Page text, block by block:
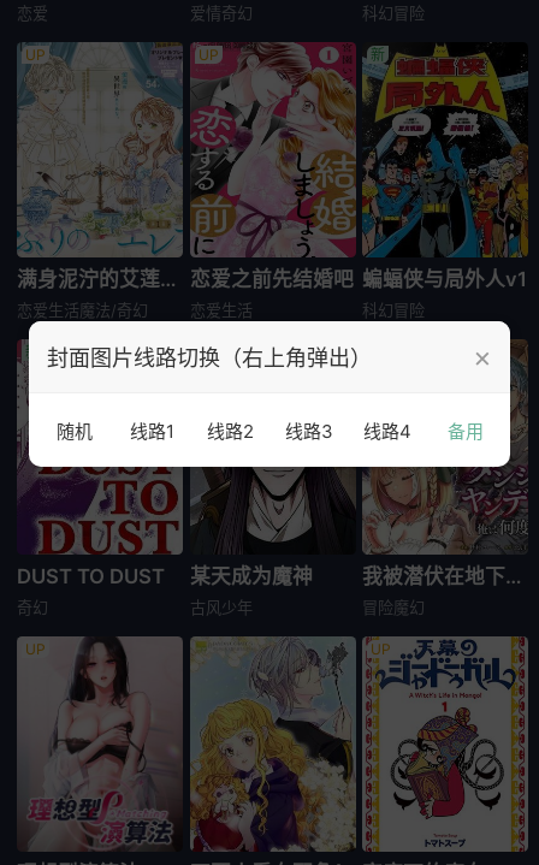
恋爱 爱情奇幻 科幻 冒险
满身泥泞的艾莲娜公主
恋爱生活魔法/奇幻
恋爱之前先结婚吧
恋爱生活
蝙蝠侠与局外人v1
科幻 冒险
DUST TO DUST
奇幻
某天成为魔神
古风少年
我被潜伏在地下城的有病女人杀死无数次
冒险魔幻
封面图片线路切换（右上角弹出） ×
随机 线路1 线路2 线路3 线路4 备用